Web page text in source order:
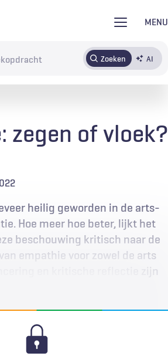
MENU
Zoeken AI
Tijdschrift Inloggen
zegen of vloek?
heilig geworden in de arts-
Hoe meer hoe beter, lijkt het
beschouwing kritisch naar de
empathie voor zowel de arts
en kritische reflectie zijn